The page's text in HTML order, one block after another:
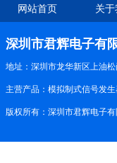
网站首页 关
深圳市君辉电子有
地址：深圳市龙华新区上油松
主营产品：模拟制式信号发
版权所有：深圳市君辉电子